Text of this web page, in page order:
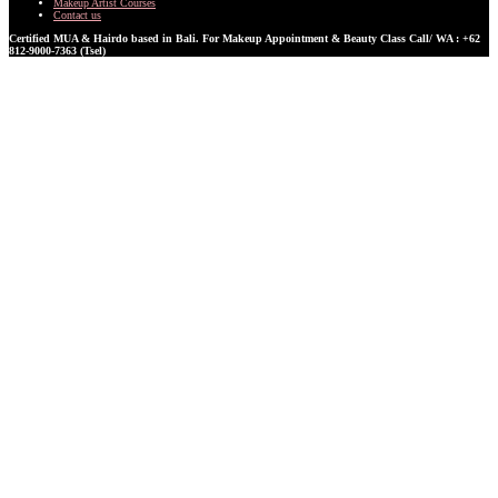
Makeup Artist Courses
Contact us
Certified MUA & Hairdo based in Bali. For Makeup Appointment & Beauty Class Call/ WA : +62
812-9000-7363 (Tsel)